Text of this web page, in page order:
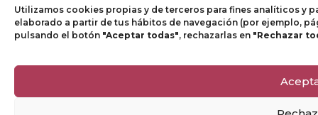
Utilizamos cookies propias y de terceros para fines analíticos y
elaborado a partir de tus hábitos de navegación (por ejemplo,
pulsando el botón "Aceptar todas", rechazarlas en "Rechazar